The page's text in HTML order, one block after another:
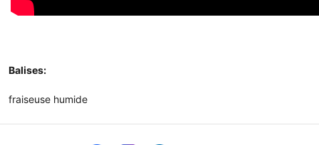
Balises:
fraiseuse humide